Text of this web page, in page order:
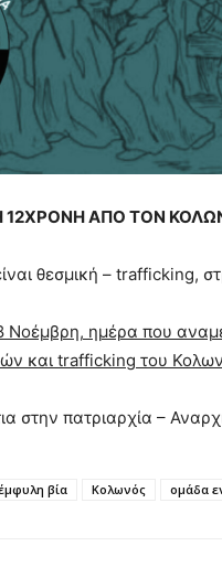
ΑΠΟ ΤΟΝ
θεσμική – trafficking,
ημέρα που
και trafficking του
στην πατριαρχία –
βία Κολωνός ομάδα